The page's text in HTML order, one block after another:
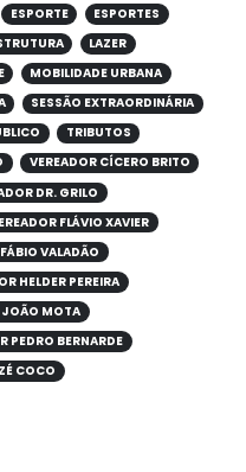
ESPORTE
ESPORTES
LAZER
MOBILIDADE URBANA
SESSÃO EXTRAORDINÁRIA
TRIBUTOS
VEREADOR CÍCERO BRITO
DR. GRILO
FLÁVIO XAVIER
VALADÃO
HELDER PEREIRA
JOÃO MOTA
PEDRO BERNARDE
COCO